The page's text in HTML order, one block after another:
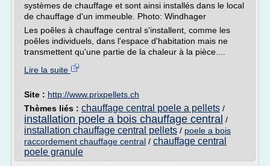
systèmes de chauffage et sont ainsi installés dans le local
de chauffage d'un immeuble. Photo: Windhager
Les poêles à chauffage central s'installent, comme les
poêles individuels, dans l'espace d'habitation mais ne
transmettent qu'une partie de la chaleur à la pièce....
Lire la suite
Site : http://www.prixpellets.ch
Thèmes liés : chauffage central poele a pellets /
installation poele a bois chauffage central /
installation chauffage central pellets / poele a bois
raccordement chauffage central / chauffage central
poele granule